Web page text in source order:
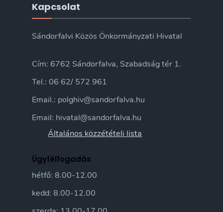
Kapcsolat
Sándorfalvi Közös Önkormányzati Hivatal
Cím: 6762 Sándorfalva, Szabadság tér 1.
Tel.: 06 62/ 572 961
Email.: polghiv@sandorfalva.hu
Email: hivatal@sandorfalva.hu
Általános közzétételi lista
Ügyfélfogadás
hétfő: 8.00-12.00
kedd: 8.00-12.00